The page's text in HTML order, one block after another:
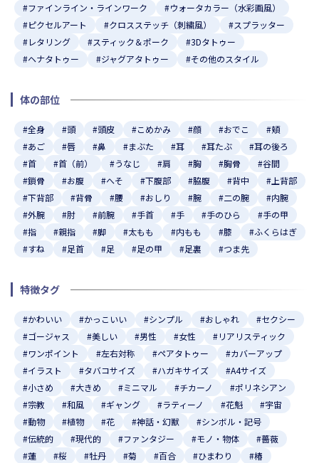
#ファインライン・ラインワーク
#ウォータカラー（水彩画風）
#ピクセルアート
#クロスステッチ（刺繍風）
#スプラッター
#レタリング
#スティック＆ポーク
#3Dタトゥー
#ヘナタトゥー
#ジャグアタトゥー #その他のスタイル
体の部位
#全身 #頭 #頭皮 #こめかみ #顔 #おでこ
#頬
#あご
#唇 #鼻 #まぶた #耳 #耳たぶ
#耳の後ろ
#首
#首（前） #うなじ #肩 #胸 #胸骨
#谷間
#鎖骨
#お腹 #へそ #下腹部 #脇腹 #背中
#上背部
#下背部
#背骨 #腰 #おしり #腕 #二の腕
#内腕
#外腕
#肘 #前腕 #手首 #手 #手のひら
#手の甲
#指
#親指 #脚 #太もも #内もも #膝
#ふくらはぎ
#すね
#足首 #足 #足の甲 #足裏 #つま先
特徴タグ
#かわいい #かっこいい #シンプル #おしゃれ
#セクシー
#ゴージャス
#美しい #男性 #女性
#リアリスティック
#ワンポイント
#左右対称 #ペアタトゥー
#カバーアップ
#イラスト
#タバコサイズ #ハガキサイズ
#A4サイズ
#小さめ
#大きめ #ミニマル #チカーノ
#ポリネシアン
#宗教
#和風 #ギャング #ラティーノ #花魁
#宇宙
#動物
#植物 #花 #神話・幻獣
#シンボル・記号
#伝統的
#現代的 #ファンタジー #モノ・物体
#薔薇
#蓮
#桜 #牡丹 #菊 #百合 #ひまわり
#椿